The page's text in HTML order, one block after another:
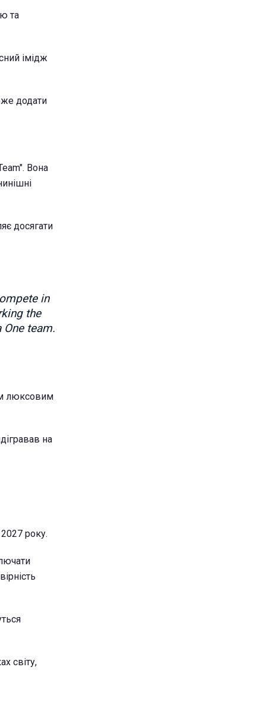
та
імідж
додати
Вона
досягати
in
the
team.
люксовим
на
року.
світу,